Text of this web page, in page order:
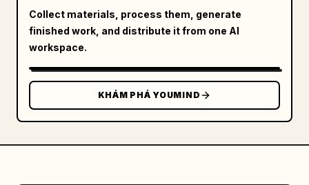
Collect materials, process them, generate
finished work, and distribute it from one AI
workspace.
KHÁM PHÁ YOUMIND